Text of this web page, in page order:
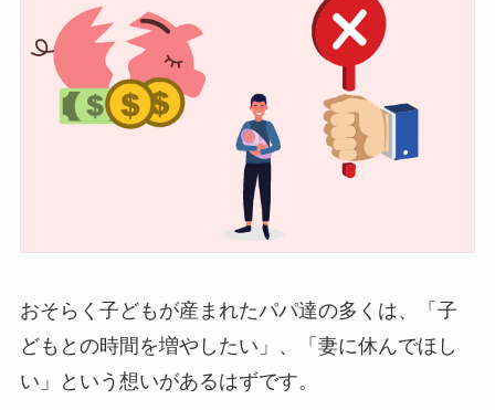
おそらく子どもが産まれたパパ達の多くは、「子
どもとの時間を増やしたい」、「妻に休んでほし
い」という想いがあるはずです。